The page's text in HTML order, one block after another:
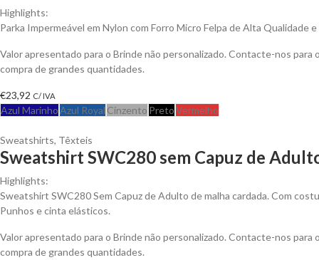
Highlights:
Parka Impermeável em Nylon com Forro Micro Felpa de Alta Qualidade
Valor apresentado para o Brinde não personalizado. Contacte-nos para
compra de grandes quantidades.
€23,92 C/ IVA
Azul MarinhoAzul Royal Cinzento PretoVermelho
Sweatshirts, Têxteis
Sweatshirt SWC280 sem Capuz de
Highlights:
Sweatshirt SWC280 Sem Capuz de Adulto de malha cardada. Com
Punhos e cinta elásticos.
Valor apresentado para o Brinde não personalizado. Contacte-nos para
compra de grandes quantidades.